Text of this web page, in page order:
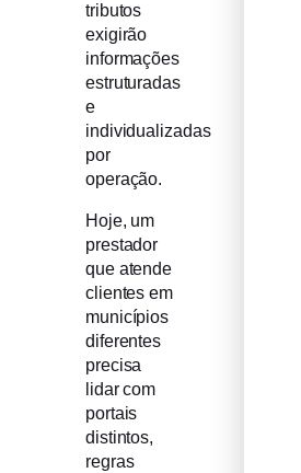
tributos
exigirão
informações
estruturadas
e
individualizadas
por
operação.
Hoje, um
prestador
que atende
clientes em
municípios
diferentes
precisa
lidar com
portais
distintos,
regras